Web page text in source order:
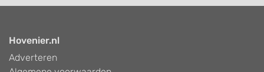
Hovenier.nl
Adverteren